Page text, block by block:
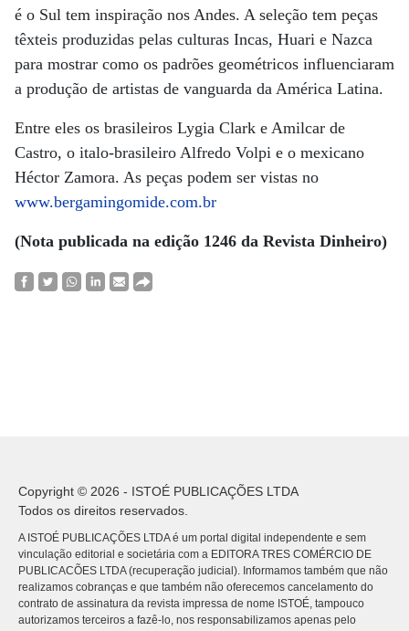
é o Sul tem inspiração nos Andes. A seleção tem peças
têxteis produzidas pelas culturas Incas, Huari e Nazca
para mostrar como os padrões geométricos influenciaram
a produção de artistas de vanguarda da América Latina.
Entre eles os brasileiros Lygia Clark e Amilcar de
Castro, o italo-brasileiro Alfredo Volpi e o mexicano
Héctor Zamora. As peças podem ser vistas no
www.bergamingomide.com.br
(Nota publicada na edição 1246 da Revista Dinheiro)
Copyright © 2026 - ISTOÉ PUBLICAÇÕES LTDA
Todos os direitos reservados.
A ISTOÉ PUBLICAÇÕES LTDA é um portal digital independente e sem
vinculação editorial e societária com a EDITORA TRES COMÉRCIO DE
PUBLICACÕES LTDA (recuperação judicial). Informamos também que não
realizamos cobranças e que também não oferecemos cancelamento do
contrato de assinatura da revista impressa de nome ISTOÉ, tampouco
autorizamos terceiros a fazê-lo, nos responsabilizamos apenas pelo